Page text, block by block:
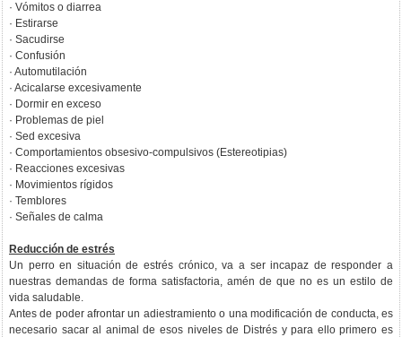
· Vómitos o diarrea
· Estirarse
· Sacudirse
· Confusión
· Automutilación
· Acicalarse excesivamente
· Dormir en exceso
· Problemas de piel
· Sed excesiva
· Comportamientos obsesivo-compulsivos (Estereotipias)
· Reacciones excesivas
· Movimientos rígidos
· Temblores
· Señales de calma
Reducción de estrés
Un perro en situación de estrés crónico, va a ser incapaz de responder a
nuestras demandas de forma satisfactoria, amén de que no es un estilo de
vida saludable.
Antes de poder afrontar un adiestramiento o una modificación de conducta, es
necesario sacar al animal de esos niveles de Distrés y para ello primero es